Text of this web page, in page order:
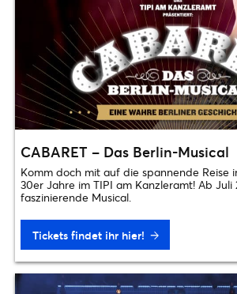
CABARET – Das Berlin-Musical
Komm doch mit auf die spannende Reise
30er Jahre im TIPI am Kanzleramt! Ab Juli
faszinierende Musical.
Tickets findet ihr hier!